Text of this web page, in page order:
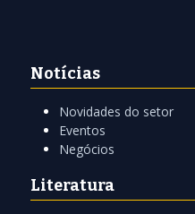
Notícias
Novidades do setor
Eventos
Negócios
Literatura